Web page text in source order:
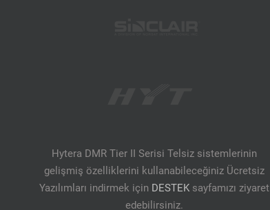
Hytera DMR Tier II Serisi Telsiz sistemlerinin
gelişmiş özelliklerini kullanabileceğiniz Ücretsiz
Yazılımları indirmek için DESTEKsayfamızı ziyaret
edebilirsiniz.